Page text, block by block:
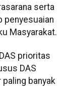
serta
penyesuaian
Masyarakat.
prioritas
DAS
banyak